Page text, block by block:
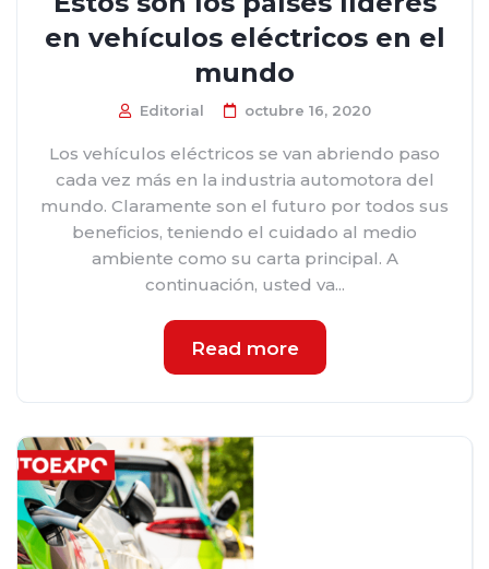
en vehículos eléctricos en el
mundo
Editorial octubre 16, 2020
Los vehículos eléctricos se van abriendo paso
cada vez más en la industria automotora del
mundo. Claramente son el futuro por todos sus
beneficios, teniendo el cuidado al medio
ambiente como su carta principal. A
continuación, usted va...
Read more